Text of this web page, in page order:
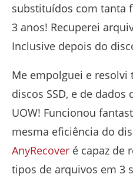
substituídos com tanta
3 anos! Recuperei
Inclusive depois do
Me empolguei e resolvi
discos SSD, e de
UOW! Funcionou
mesma eficiência do
AnyRecover é capaz de
tipos de arquivos em 3